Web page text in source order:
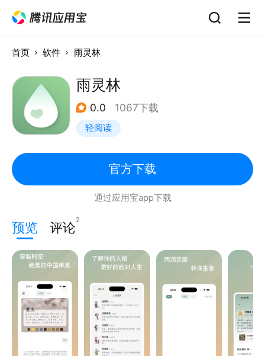
首页 软件 雨灵林
雨灵林
0.0 1067下载
轻阅读
官方下载
通过应用宝app下载
预览 评论2